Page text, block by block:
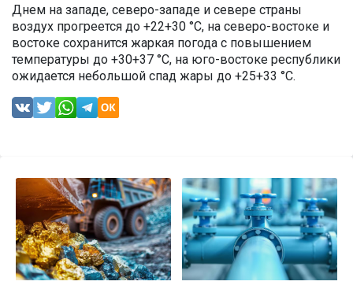
Днем на западе, северо-западе и севере страны
воздух прогреется до +22+30 °С, на северо-востоке и
востоке сохранится жаркая погода с повышением
температуры до +30+37 °С, на юго-востоке республики
ожидается небольшой спад жары до +25+33 °С.